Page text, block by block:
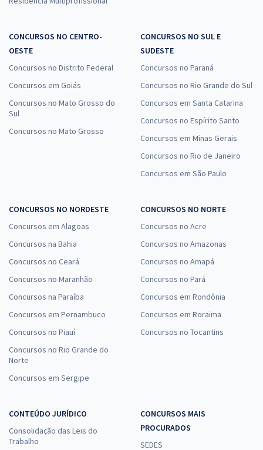
CONCURSOS NO CENTRO-
OESTE
Concursos no Distrito Federal
Concursos em Goiás
Concursos no Mato Grosso do
Sul
Concursos no Mato Grosso
CONCURSOS NO SUL E
SUDESTE
Concursos no Paraná
Concursos no Rio Grande do Sul
Concursos em Santa Catarina
Concursos no Espírito Santo
Concursos em Minas Gerais
Concursos no Rio de Janeiro
Concursos em São Paulo
CONCURSOS NO NORDESTE
Concursos em Alagoas
Concursos na Bahia
Concursos no Ceará
Concursos no Maranhão
Concursos na Paraíba
Concursos em Pernambuco
Concursos no Piauí
Concursos no Rio Grande do
Norte
Concursos em Sergipe
CONCURSOS NO NORTE
Concursos no Acre
Concursos no Amazonas
Concursos no Amapá
Concursos no Pará
Concursos em Rondônia
Concursos em Roraima
Concursos no Tocantins
CONTEÚDO JURÍDICO
Consolidação das Leis do
Trabalho
CONCURSOS MAIS
PROCURADOS
SEDES